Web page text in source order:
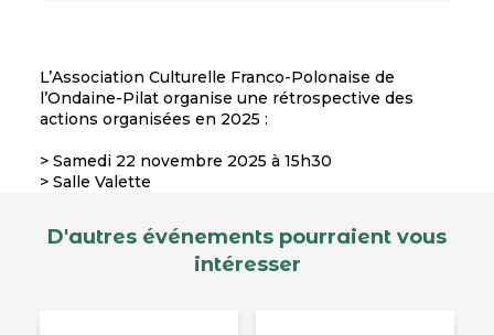
L’Association Culturelle Franco-Polonaise de
l’Ondaine-Pilat organise une rétrospective des
actions organisées en 2025 :
> Samedi 22 novembre 2025 à 15h30
> Salle Valette
D'autres événements pourraient vous
intéresser